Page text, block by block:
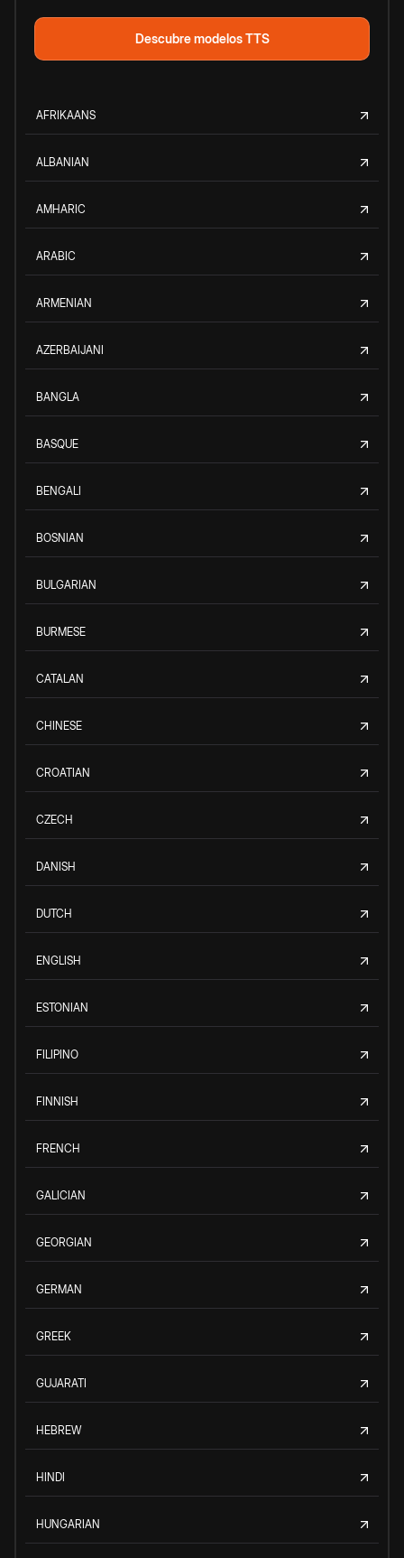
Descubre modelos TTS
AFRIKAANS
ALBANIAN
AMHARIC
ARABIC
ARMENIAN
AZERBAIJANI
BANGLA
BASQUE
BENGALI
BOSNIAN
BULGARIAN
BURMESE
CATALAN
CHINESE
CROATIAN
CZECH
DANISH
DUTCH
ENGLISH
ESTONIAN
FILIPINO
FINNISH
FRENCH
GALICIAN
GEORGIAN
GERMAN
GREEK
GUJARATI
HEBREW
HINDI
HUNGARIAN